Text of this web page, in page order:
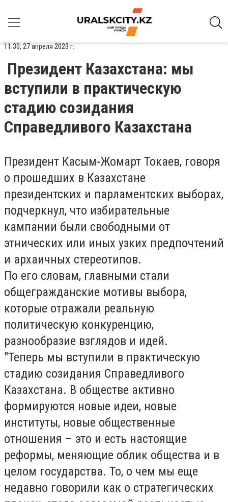
11:30, 27 апреля 2023 г.
Президент Казахстана: мы
вступили в практическую
стадию созидания
Справедливого Казахстана
Президент Касым-Жомарт Токаев, говоря
о прошедших в Казахстане
президентских и парламентских выборах,
подчеркнул, что избирательные
кампании были свободными от
этнических или иных узких предпочтений
и архаичных стереотипов.
По его словам, главными стали
общегражданские мотивы выбора,
которые отражали реальную
политическую конкуренцию,
разнообразие взглядов и идей.
"Теперь мы вступили в практическую
стадию созидания Справедливого
Казахстана. В обществе активно
формируются новые идеи, новые
институты, новые общественные
отношения – это и есть настоящие
реформы, меняющие облик общества и в
целом государства. То, о чем мы еще
недавно говорили как о стратегических